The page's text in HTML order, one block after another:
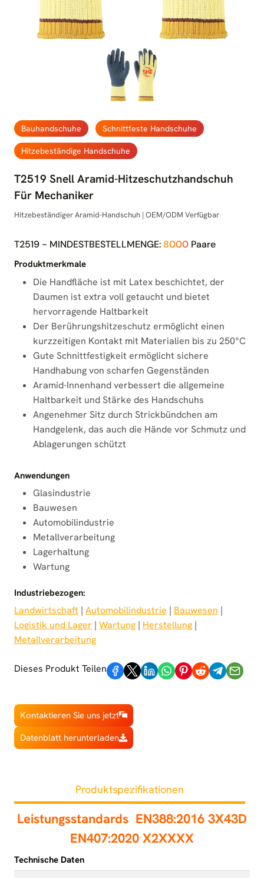
Bauhandschuhe Schnittfeste Handschuhe
Hitzebeständige Handschuhe
T2519 Snell Aramid-Hitzeschutzhandschuh
Für Mechaniker
Hitzebeständiger Aramid-Handschuh | OEM/ODM Verfügbar
T2519 - MINDESTBESTELLMENGE: 8000 Paare
Produktmerkmale
Die Handfläche ist mit Latex beschichtet, der
Daumen ist extra voll getaucht und bietet
hervorragende Haltbarkeit
Der Berührungshitzeschutz ermöglicht einen
kurzzeitigen Kontakt mit Materialien bis zu 250°C
Gute Schnittfestigkeit ermöglicht sichere
Handhabung von scharfen Gegenständen
Aramid-Innenhand verbessert die allgemeine
Haltbarkeit und Stärke des Handschuhs
Angenehmer Sitz durch Strickbündchen am
Handgelenk, das auch die Hände vor Schmutz und
Ablagerungen schützt
Anwendungen
Glasindustrie
Bauwesen
Automobilindustrie
Metallverarbeitung
Lagerhaltung
Wartung
Industriebezogen:
Landwirtschaft | Automobilindustrie | Bauwesen
Logistik und Lager | Wartung | Herstellung
Metallverarbeitung
Dieses Produkt Teilen
Kontaktieren Sie uns jetzt
Datenblatt herunterladen
Produktspezifikationen
Leistungsstandards EN388:2016 3X43D
EN407:2020 X2XXXX
Technische Daten